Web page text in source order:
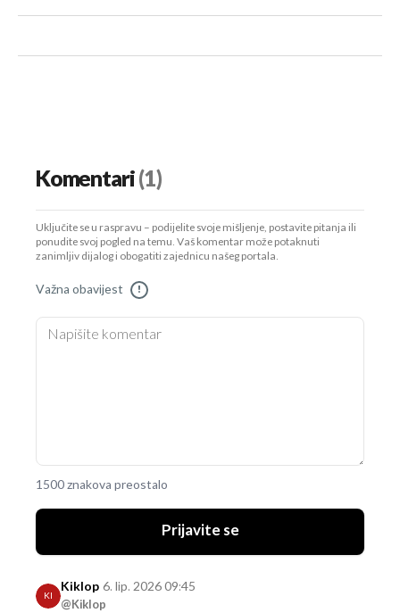
Komentari(1)
Uključite se u raspravu – podijelite svoje mišljenje, postavite pitanja ili
ponudite svoj pogled na temu. Vaš komentar može potaknuti
zanimljiv dijalog i obogatiti zajednicu našeg portala.
Važna obavijest !
1500 znakova preostalo
Prijavite se
KI
Kiklop
@Kiklop
6. lip. 2026 09:45